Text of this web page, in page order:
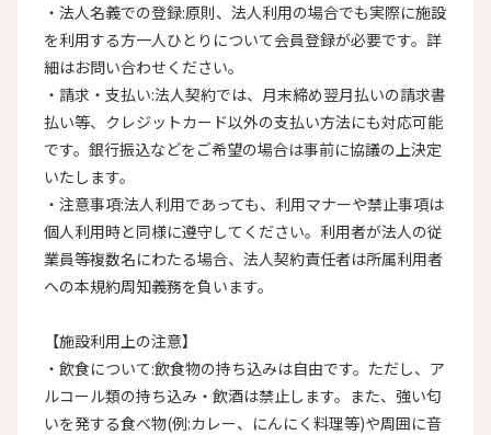
・法人名義での登録:原則、法人利用の場合でも実際に施設
を利用する方一人ひとりについて会員登録が必要です。詳
細はお問い合わせください。
・請求・支払い:法人契約では、月末締め翌月払いの請求書
払い等、クレジットカード以外の支払い方法にも対応可能
です。銀行振込などをご希望の場合は事前に協議の上決定
いたします。
・注意事項:法人利用であっても、利用マナーや禁止事項は
個人利用時と同様に遵守してください。利用者が法人の従
業員等複数名にわたる場合、法人契約責任者は所属利用者
への本規約周知義務を負います。
【施設利用上の注意】
・飲食について:飲食物の持ち込みは自由です。ただし、ア
ルコール類の持ち込み・飲酒は禁止します。また、強い匂
いを発する食べ物(例:カレー、にんにく料理等)や周囲に音